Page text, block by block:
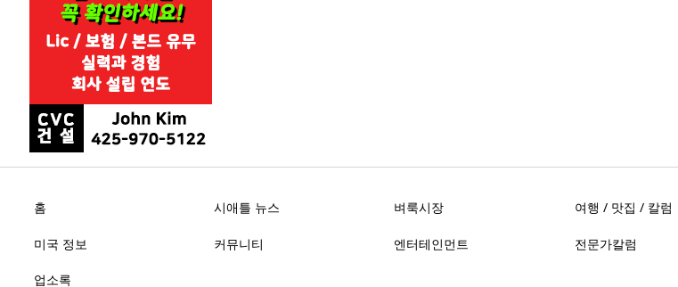
홈 시애틀 뉴스 벼룩시장 여행 / 맛집 / 칼럼
미국 정보 커뮤니티 엔터테인먼트 전문가칼럼
업소록